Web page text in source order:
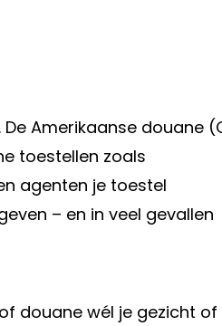
Amerikaanse douane
toestellen zoals
agenten je toestel
– en in veel gevallen
douane wél je gezicht of